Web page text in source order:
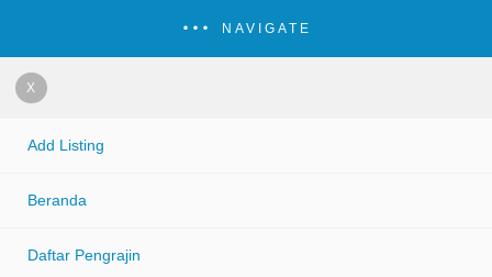
NAVIGATE
X
Add Listing
Beranda
Daftar Pengrajin